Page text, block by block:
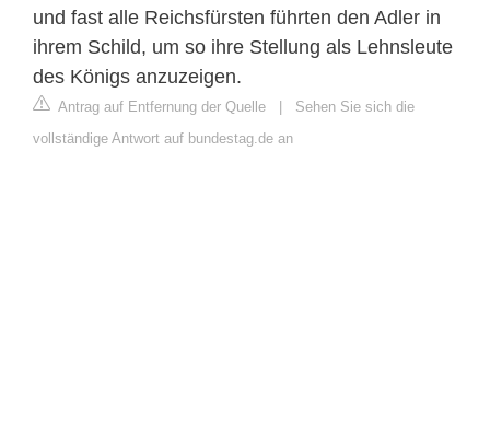
und fast alle Reichsfürsten führten den Adler in
ihrem Schild, um so ihre Stellung als Lehnsleute
des Königs anzuzeigen.
Antrag auf Entfernung der Quelle | Sehen Sie sich die
vollständige Antwort auf bundestag.de an